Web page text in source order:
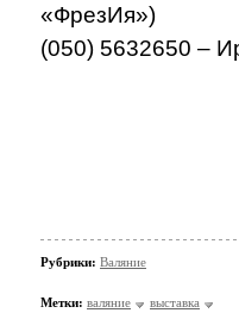
«ФрезИя»)
(050) 5632650 –
Рубрики: Валяние
Метки: валяние выставка